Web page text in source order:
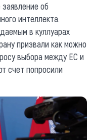
об
интеллекта.
в куллуарах
призвали как можно
выбора между ЕС и
счет попросили